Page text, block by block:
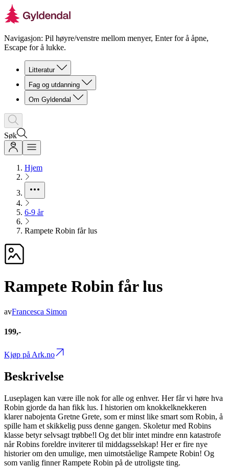
Navigasjon: Pil høyre/venstre mellom menyer, Enter for å åpne,
Escape for å lukke.
Litteratur
Fag og utdanning
Om Gyldendal
Søk
Hjem
6-9 år
Rampete Robin får lus
Rampete Robin får lus
avFrancesca Simon
199,-
Kjøp på Ark.no
Beskrivelse
Luseplagen kan være ille nok for alle og enhver. Her får vi høre hva
Robin gjorde da han fikk lus. I historien om knokkelknekkeren
klarer nabojenta Gretne Grete, som er minst like smart som Robin, å
spille ham et skikkelig puss denne gangen. Skoletur med Robins
klasse betyr selvsagt trøbbe!l Og det blir intet mindre enn katastrofe
når Robins foreldre inviterer til middagsselskap! Her er fire nye
historier om den umulige, men uimotståelige Rampete Robin! Og
som vanlig finner Rampete Robin på de utroligste ting.